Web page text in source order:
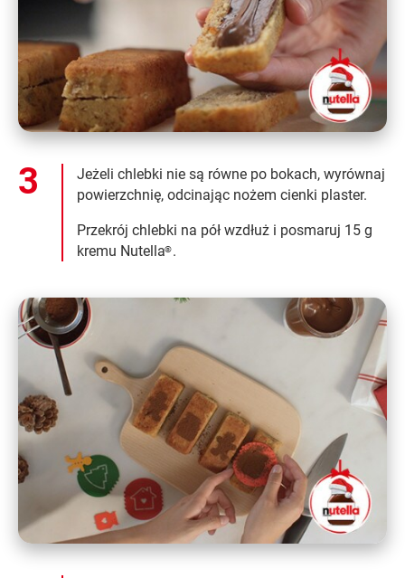
Jeżeli chlebki nie są równe po bokach, wyrównaj
powierzchnię, odcinając nożem cienki plaster.
Przekrój chlebki na pół wzdłuż i posmaruj 15 g
kremu Nutella®.